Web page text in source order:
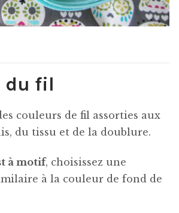
du fil
couleurs de fil assorties aux
du tissu et de la doublure.
à motif, choisissez une
à la couleur de fond de